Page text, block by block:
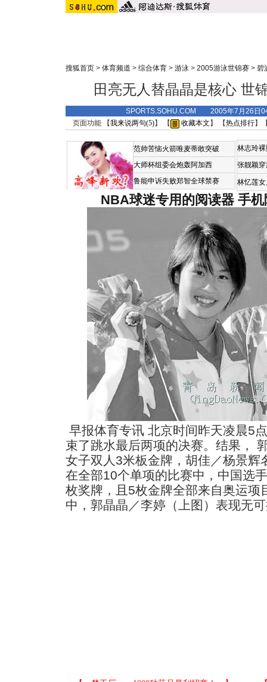
搜狐首页 > 体育频道 > 综合体育 > 游泳 > 2005游泳世锦赛 > 碧
田亮无人替晶晶是核心 世
SPORTS.SOHU.COM 2005年7月26日
页面功能 【我来说两句(5)】 【 收藏本文 】 【热点排行】
范帅苦恼火箭唯麦蒂敢突破
大师杯组委会炮轰阿加西
鲁能申诉失败郑智全球禁赛
林志玲
张靓颖
林忆莲
NBA球迷专用的阅读器 手
早报体育专讯 北京时间昨天凌晨5
束了跳水最后两项的决赛。结果，
女子双人3米板金牌，胡佳／杨景辉
在全部10个单项的比赛中，中国选
枚奖牌，且5枚金牌全部来自奥运项
中，郭晶晶／李婷（上图）表现无